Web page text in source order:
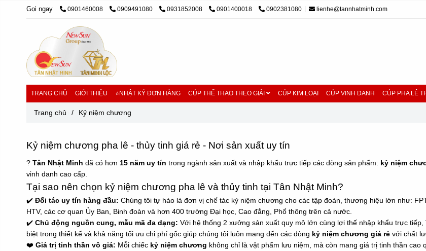
Gọi ngay 0901460008 0909491080 0931852008 0901400018 0902381080 lienhe@tannhatminh.com
TRANG CHỦ GIỚI THIỆU ⭐NHẬT KÝ ĐƠN HÀNG CÚP THỂ THAO THEO GIẢI CÚP KIM LOẠI CÚP VINH DANH CÚP PHA LÊ
Trang chủ / Kỷ niệm chương
Kỷ niệm chương pha lê - thủy tinh giá rẻ - Nơi sản xuất uy tín
? Tân Nhật Minh đã có hơn 15 năm uy tín trong ngành sản xuất và nhập khẩu trực tiếp các dòng sản phẩm: kỷ niệm
vinh danh cao cấp.
Tại sao nên chọn kỷ niệm chương pha lê và thủy tinh tại Tân Nhật Minh?
✔️ Đối tác uy tín hàng đầu: Chúng tôi tự hào là đơn vị chế tác kỷ niệm chương cho các tập đoàn, thương hiệu lớn như:
HTV, các cơ quan Ủy Ban, Binh đoàn và hơn 400 trường Đại học, Cao đẳng, Phổ thông trên cả nước.
✔️ Chủ động nguồn cung, mẫu mã đa dạng: Với hệ thống 2 xưởng sản xuất quy mô lớn cùng lợi thế nhập khẩu trực
biệt trong thiết kế và khả năng tối ưu chi phí gốc giúp chúng tôi luôn mang đến các dòng kỷ niệm chương giá rẻ với chất
❤️ Giá trị tinh thần vô giá: Mỗi chiếc kỷ niệm chương không chỉ là vật phẩm lưu niệm, mà còn mang giá trị tinh thần